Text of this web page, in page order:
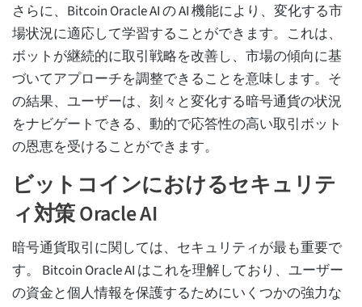
さらに、Bitcoin Oracle AI の AI 機能により、変化する市
場状況に適応して学習することができます。これは、
ボットが継続的に取引戦略を改善し、市場の傾向に基
づいてアプローチを調整できることを意味します。そ
の結果、ユーザーは、刻々と変化する暗号通貨の状況
をナビゲートできる、動的で応答性の高い取引ボット
の恩恵を受けることができます。
ビットコインにおけるセキュリテ
ィ対策 Oracle AI
暗号通貨取引に関しては、セキュリティが最も重要で
す。 Bitcoin Oracle AI はこれを理解しており、ユーザー
の資金と個人情報を保護するためにいくつかの強力な